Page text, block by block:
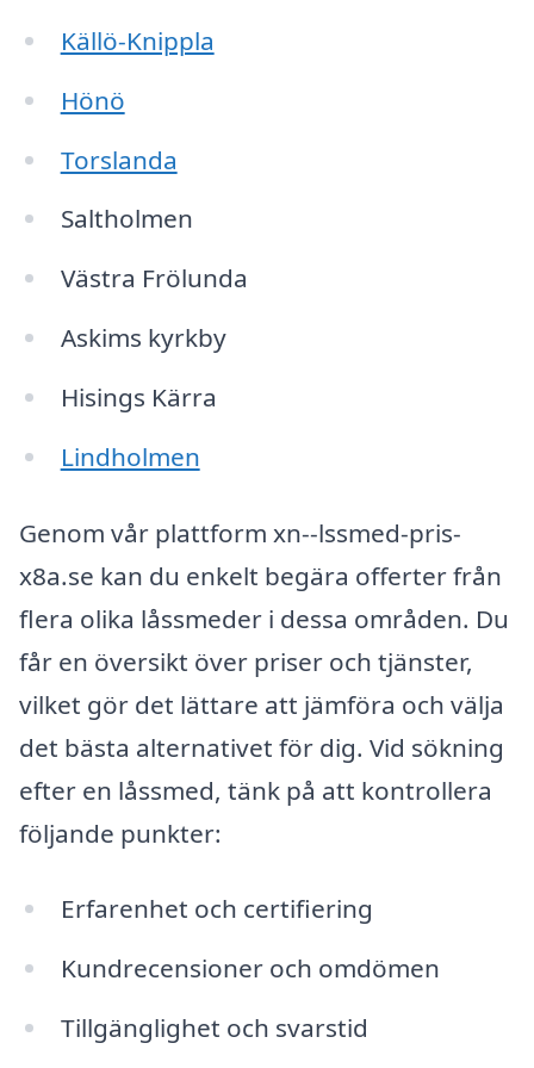
Källö-Knippla
Hönö
Torslanda
Saltholmen
Västra Frölunda
Askims kyrkby
Hisings Kärra
Lindholmen
Genom vår plattform xn--lssmed-pris-
x8a.se kan du enkelt begära offerter från
flera olika låssmeder i dessa områden. Du
får en översikt över priser och tjänster,
vilket gör det lättare att jämföra och välja
det bästa alternativet för dig. Vid sökning
efter en låssmed, tänk på att kontrollera
följande punkter:
Erfarenhet och certifiering
Kundrecensioner och omdömen
Tillgänglighet och svarstid